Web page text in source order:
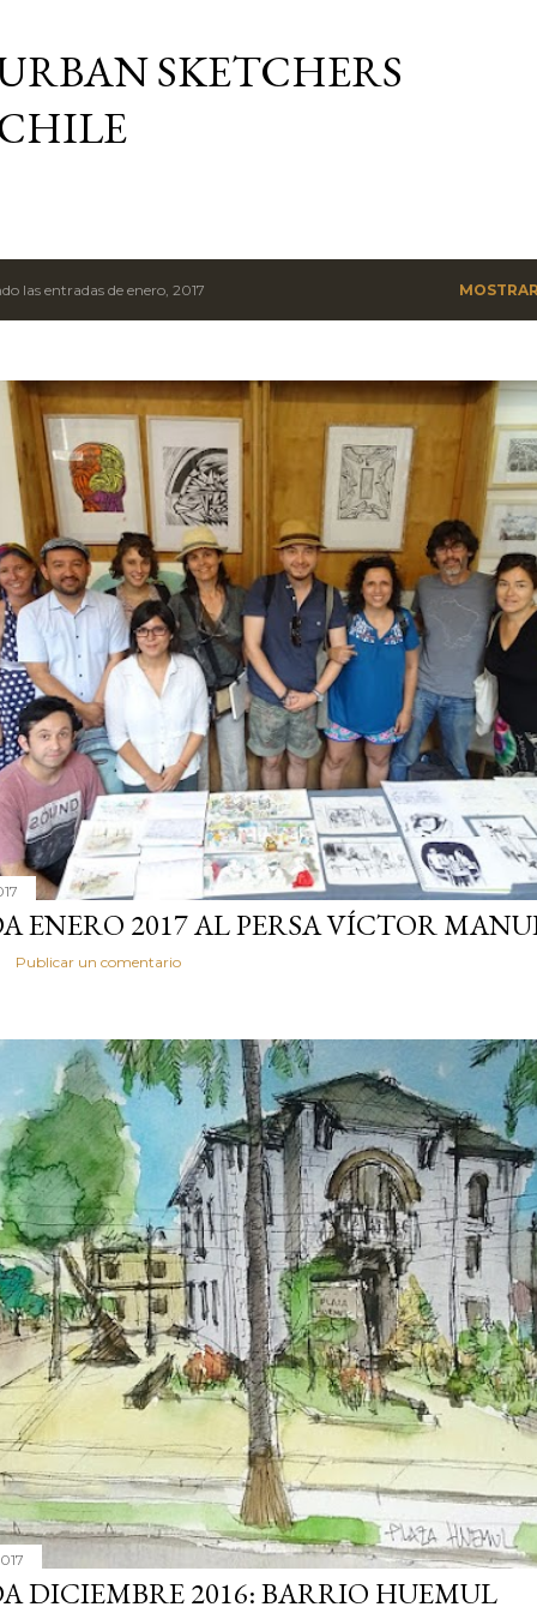
SKETCHERS
las entradas de enero, 2017
ENERO 2017 AL PERSA VÍCTOR
Publicar un comentario
DICIEMBRE 2016: BARRIO HUEMUL